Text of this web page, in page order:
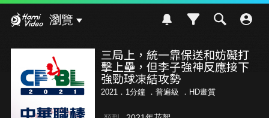
瀏覽
三局上，統一靠保送和妨礙打
擊上壘，但李子強神反應接下
強勁球凍結攻勢
2021．1分鐘 ． 普遍級 ．HD畫質